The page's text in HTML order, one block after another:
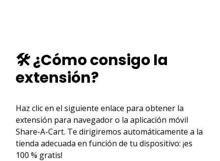
🛠️ ¿Cómo consigo la
extensión?
Haz clic en el siguiente enlace para obtener la
extensión para navegador o la aplicación móvil
Share-A-Cart. Te dirigiremos automáticamente a la
tienda adecuada en función de tu dispositivo: ¡es
100 % gratis!